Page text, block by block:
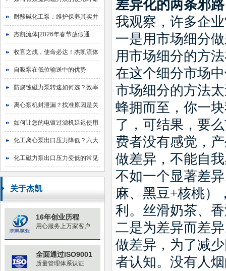
耐酸碱化工泵：维护保养其实并
不难
杰凯流体|2026年春节放假通
知！
收官之战，使命必达！杰凯流体
2025年目标圆满达成
自吸泵在低位输送中的优势
防腐蚀磁力泵转速如何选？效率
与寿命的平衡艺术
离心泵机封泄漏？找准原因是关
键！
如何让您的电镀过滤机延迟使用
寿命
化工离心泵出口压力降低？六大
原因与排查指南
化工磁力泵出口压力变低的常见
原因与对策
关于杰凯
16年创业历程
用心服务上万家客户
全面通过ISO9001
质量管理体系认证
差异化的两条邪路
我观察，许多企
一是用市场细分
用市场细分的方
在这个细分市场
市场细分的方法
蜂拥而至，你一
了，可结果，要
费者没有感觉，
做差异，不能自
不如一个显著差
麻、黑豆+核桃）
利。丝滑奶茶、
二是为差异而差
做差异，为了减
者认知。没有人